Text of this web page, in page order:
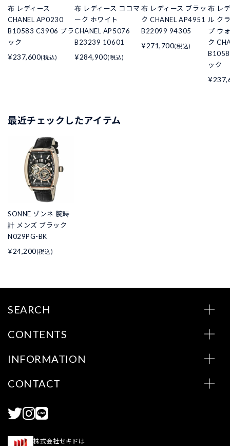
布 レディース
CHANEL AP0230
B10583 C3906 ブラ
ック
¥237,600(税込)
布 レディース ココマ
ーク ホワイト
CHANEL AP5076
B23239 10601
¥284,900(税込)
布 レディース ブラッ
ク CHANEL AP4951
B22099 94305
¥271,700(税込)
布 レ
ル ク
プ ウ
ク
ック
最近チェックしたアイテム
SONNE ゾンネ 腕時
計 メンズ ブラック
N029PG-BK
¥24,200(税込)
SEARCH
CONTENTS
INFORMATION
CONTACT
株式会社セキドは